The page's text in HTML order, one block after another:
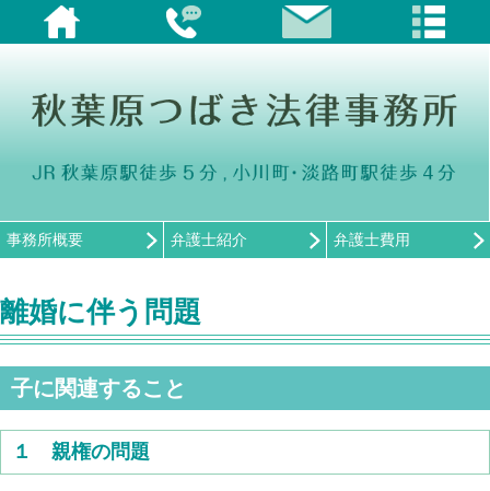
事務所概要 弁護士紹介 弁護士費用
離婚に伴う問題
子に関連すること
１ 親権の問題